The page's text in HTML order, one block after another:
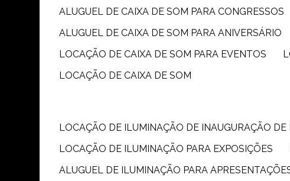
ALUGUEL DE CAIXA DE SOM PARA CONGRESSOS
ALUGUEL DE CAIXA DE SOM PARA ANIVERSÁRIO
LOCAÇÃO DE CAIXA DE SOM PARA EVENTOS
LOCAÇÃO DE CAIXA DE SOM
LOCAÇÃO DE ILUMINAÇÃO DE INAUGURAÇÃO DE
LOCAÇÃO DE ILUMINAÇÃO PARA EXPOSIÇÕES
ALUGUEL DE ILUMINAÇÃO PARA